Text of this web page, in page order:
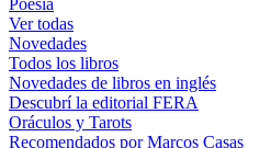
Poesía
Ver todas
Novedades
Todos los libros
Novedades de libros en inglés
Descubrí la editorial FERA
Oráculos y Tarots
Recomendados por Marcos Casas